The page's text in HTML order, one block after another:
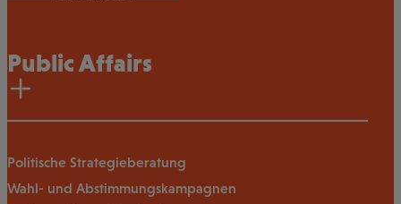
Public Affairs
Politische Strategieberatung
Wahl- und Abstimmungskampagnen